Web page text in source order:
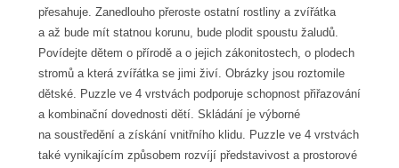
přesahuje. Zanedlouho přeroste ostatní rostliny a zvířátka
a až bude mít statnou korunu, bude plodit spoustu žaludů.
Povídejte dětem o přírodě a o jejich zákonitostech, o plodech
stromů a která zvířátka se jimi živí. Obrázky jsou roztomile
dětské. Puzzle ve 4 vrstvách podporuje schopnost přiřazování
a kombinační dovednosti dětí. Skládání je výborné
na soustředění a získání vnitřního klidu. Puzzle ve 4 vrstvách
také vynikajícím způsobem rozvíjí představivost a prostorové